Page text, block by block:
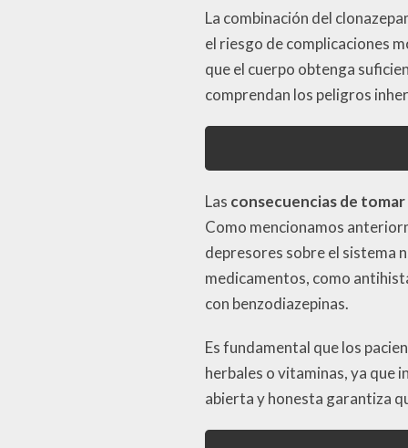
La combinación del
el riesgo de complicaciones
que el cuerpo obtenga
comprendan los peligros
Las consecuencias de
Como mencionamos
depresores sobre el sistema
medicamentos, como
con benzodiazepinas.
Es fundamental que los
herbales o vitaminas, ya que
abierta y honesta garantiza